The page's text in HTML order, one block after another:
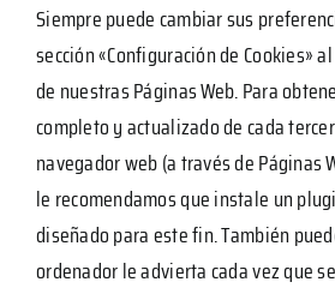
Siempre puede cambiar sus
sección «Configuración de Cookies»
de nuestras Páginas Web. Para
completo y actualizado de cada
navegador web (a través de Páginas
le recomendamos que instale un
diseñado para este fin. También
ordenador le advierta cada vez que